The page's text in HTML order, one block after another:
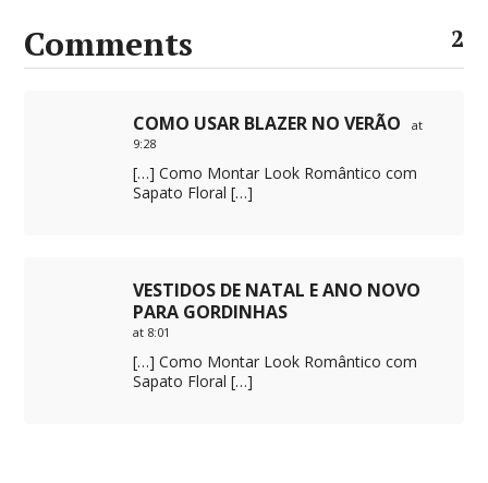
Comments 2
COMO USAR BLAZER NO VERÃO
at
9:28
[…] Como Montar Look Romântico com
Sapato Floral […]
VESTIDOS DE NATAL E ANO NOVO
PARA GORDINHAS
at 8:01
[…] Como Montar Look Romântico com
Sapato Floral […]